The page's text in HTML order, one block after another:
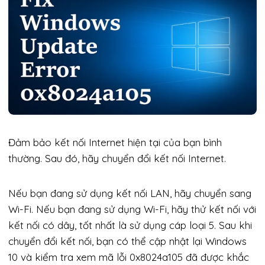
Đảm bảo kết nối Internet hiện tại của bạn bình
thường. Sau đó, hãy chuyển đổi kết nối Internet.
Nếu bạn đang sử dụng kết nối LAN, hãy chuyển sang
Wi-Fi. Nếu bạn đang sử dụng Wi-Fi, hãy thử kết nối với
kết nối có dây, tốt nhất là sử dụng cáp loại 5. Sau khi
chuyển đổi kết nối, bạn có thể cập nhật lại Windows
10 và kiểm tra xem mã lỗi 0x8024a105 đã được khắc